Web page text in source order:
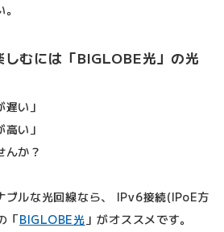
むには「BIGLOBE光」の光
い」
い」
んか？
ブルな光回線なら、 IPv6接続(IPoE方
「BIGLOBE光 」がオススメです。